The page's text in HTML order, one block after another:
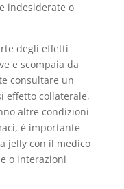
indesiderate o
degli effetti
e scompaia da
consultare un
effetto collaterale,
altre condizioni
è importante
jelly con il medico
o interazioni